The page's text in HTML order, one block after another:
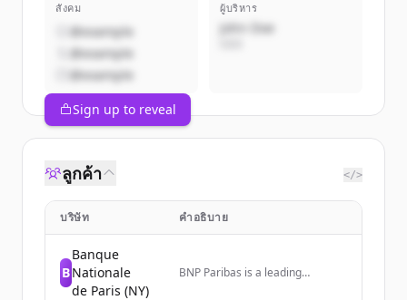
สังคม
@example
@example
@example
ผู้บริหาร
John Doe
Sign up to reveal
ลูกค้า </>
บริษัท คำอธิบาย
B
Banque
Nationale
de Paris (NY)
BNP Paribas is a leading